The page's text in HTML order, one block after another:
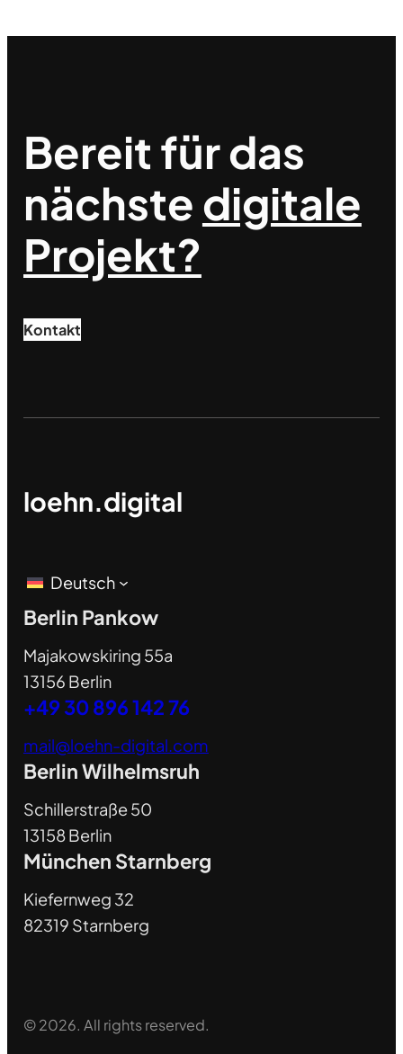
Bereit für das
nächstedigitale
Projekt?
Kontakt
loehn.digital
Deutsch
Berlin Pankow
Majakowskiring 55a
13156 Berlin
+49 30 896 142 76
mail@loehn-digital.com
Berlin Wilhelmsruh
Schillerstraße 50
13158 Berlin
München Starnberg
Kiefernweg 32
82319 Starnberg
© 2026. All rights reserved.